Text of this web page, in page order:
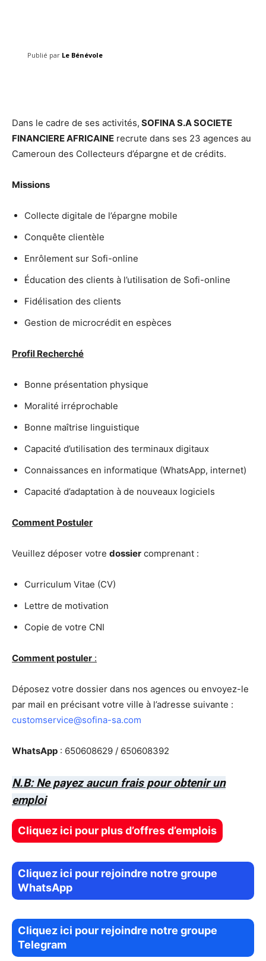
Publié par Le Bénévole
Dans le cadre de ses activités, SOFINA S.A SOCIETE
FINANCIERE AFRICAINE recrute dans ses 23 agences au
Cameroun des Collecteurs d’épargne et de crédits.
Missions
Collecte digitale de l’épargne mobile
Conquête clientèle
Enrôlement sur Sofi-online
Éducation des clients à l’utilisation de Sofi-online
Fidélisation des clients
Gestion de microcrédit en espèces
Profil Recherché
Bonne présentation physique
Moralité irréprochable
Bonne maîtrise linguistique
Capacité d’utilisation des terminaux digitaux
Connaissances en informatique (WhatsApp, internet)
Capacité d’adaptation à de nouveaux logiciels
Comment Postuler
Veuillez déposer votre dossier comprenant :
Curriculum Vitae (CV)
Lettre de motivation
Copie de votre CNI
Comment postuler :
Déposez votre dossier dans nos agences ou envoyez-le
par mail en précisant votre ville à l’adresse suivante :
customservice@sofina-sa.com
WhatsApp : 650608629 / 650608392
N.B: Ne payez aucun frais pour obtenir un
emploi
Cliquez ici pour plus d’offres d’emplois
Cliquez ici pour rejoindre notre groupe
WhatsApp
Cliquez ici pour rejoindre notre groupe
Telegram